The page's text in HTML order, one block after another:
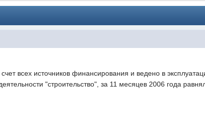
всех источников финансирования и ведено в
"строительство", за 11 месяцев 2006 года